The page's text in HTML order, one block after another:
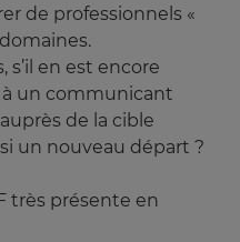
de professionnels «
s’il en est encore
un communicant
de la cible
un nouveau départ ?
très présente en